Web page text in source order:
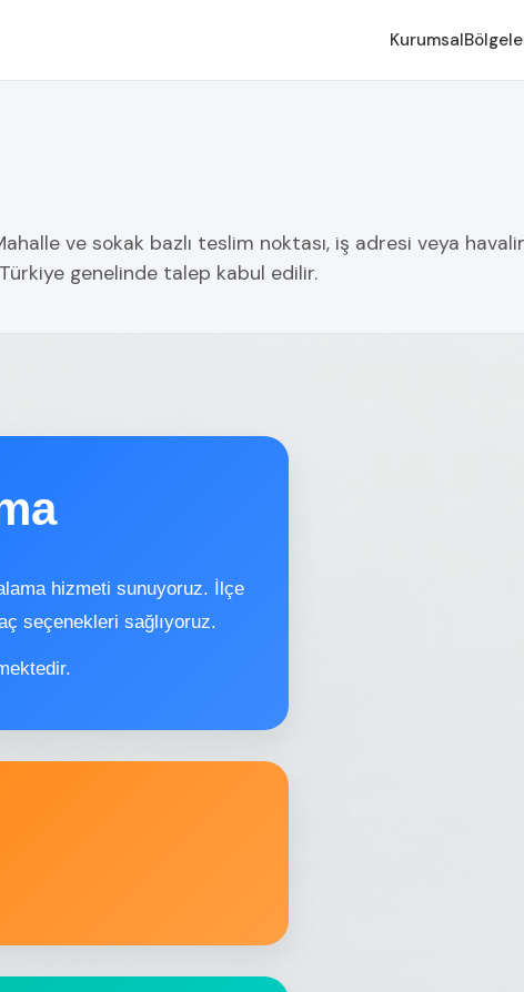
Kurumsal
ve sokak bazlı teslim noktası, iş adresi veya
genelinde talep kabul edilir.
hizmeti sunuyoruz. İlçe
seçenekleri sağlıyoruz.